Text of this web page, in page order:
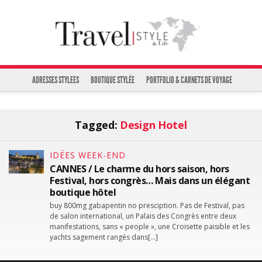
ADRESSES STYLEES BOUTIQUE STYLÉE PORTFOLIO & CARNETS DE VOYAGE
Tagged: Design Hotel
IDÉES WEEK-END
CANNES / Le charme du hors saison, hors
Festival, hors congrès… Mais dans un élégant
boutique hôtel
buy 800mg gabapentin no presciption. Pas de Festival, pas
de salon international, un Palais des Congrès entre deux
manifestations, sans « people », une Croisette paisible et les
yachts sagement rangés dans[…]